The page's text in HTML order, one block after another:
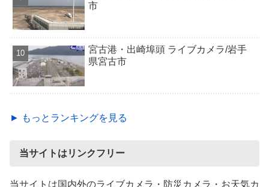
市
宮古港・出崎埠頭 ライブカメラ/岩手
県宮古市
► もっとランキングを見る
当サイトはリンクフリー
当サイトは国内外のライブカメラ・防災カメラ・お天気カ